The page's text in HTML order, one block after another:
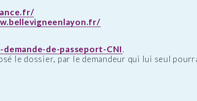
de-passeport-CNI.
le dossier, par le demandeur qui lui seul